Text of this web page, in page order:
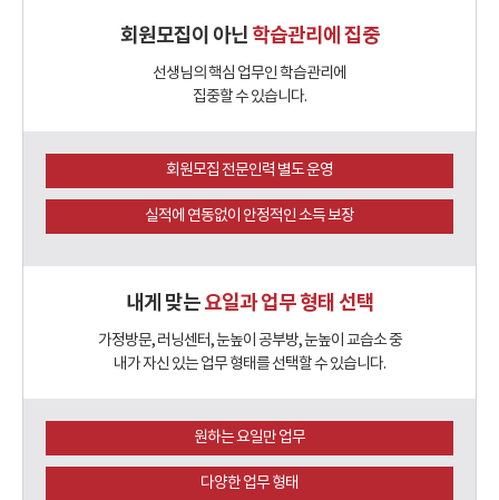
회원모집이 아닌 학습관리에 집중
선생님의 핵심 업무인 학습관리에
집중할 수 있습니다.
회원모집 전문인력 별도 운영
실적에 연동없이 안정적인 소득 보장
내게 맞는요일과 업무 형태 선택
가정방문, 러닝센터, 눈높이 공부방, 눈높이 교습소 중
내가 자신 있는 업무 형태를 선택할 수 있습니다.
원하는 요일만 업무
다양한 업무 형태